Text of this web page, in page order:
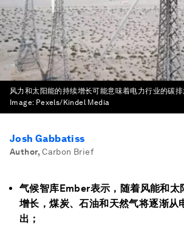
风力和太阳能的持续增长可能意味着电力行业的碳排
Image: Pexels/Kindel Media
Josh Gabbatiss
Author, Carbon Brief
气候智库Ember表示，随着风能和太
增长，煤炭、石油和天然气将逐渐从
出；